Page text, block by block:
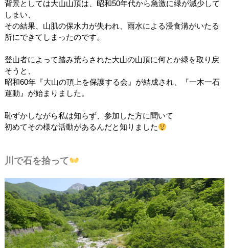
背景としては大山山頂は、昭和50年代から急激に緑が減少して
しまい、
その結果、山肌の保水力が失われ、雨水による浸食溝がいたる
所にできてしまったのです。
登山者によって踏み荒らされた大山の山頂に何とか緑を取り戻
そうと、
昭和60年『大山の頂上を保護する会』が結成され、『一木一石
運動』が始まりました。
恥ずかしながら私は知らず、参加した方に聞いて
初めてその様な活動があるんだと知りました
川で石を拾って